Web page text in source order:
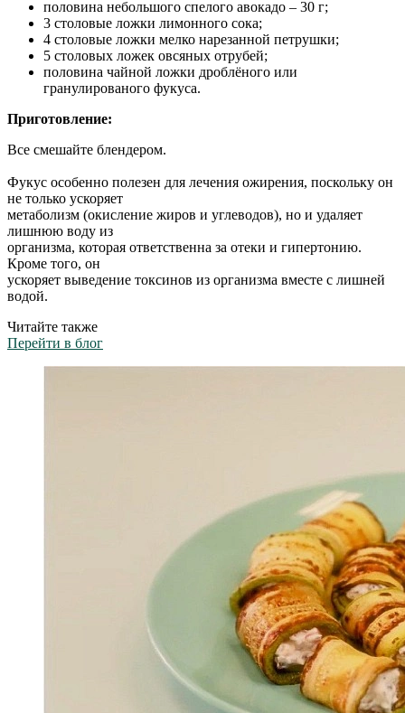
половина небольшого спелого авокадо – 30 г;
3 столовые ложки лимонного сока;
4 столовые ложки мелко нарезанной петрушки;
5 столовых ложек овсяных отрубей;
половина чайной ложки дроблёного или
гранулированого фукуса.
Приготовление:
Все смешайте блендером.
Фукус особенно полезен для лечения ожирения, поскольку он
не только ускоряет
метаболизм (окисление жиров и углеводов), но и удаляет
лишнюю воду из
организма, которая ответственна за отеки и гипертонию.
Кроме того, он
ускоряет выведение токсинов из организма вместе с лишней
водой.
Читайте также
Перейти в блог